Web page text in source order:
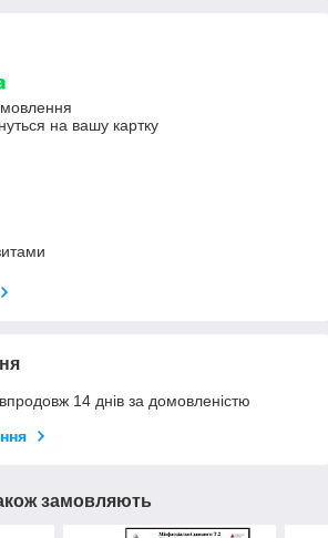
на вашу картку
14 днів за домовленістю
замовляють